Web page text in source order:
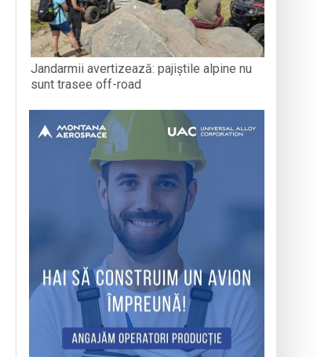
Jandarmii avertizează: pajiștile alpine nu
sunt trasee off-road